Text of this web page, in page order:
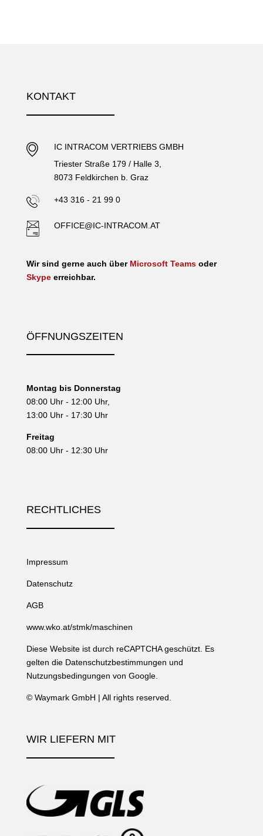
WIR LIEFERN MIT
KONTAKT
IC INTRACOM VERTRIEBS GMBH
Triester Straße 179 / Halle 3,
8073 Feldkirchen b. Graz
+43 316 - 21 99 0
OFFICE@IC-INTRACOM.AT
Wir sind gerne auch über Microsoft Teamsoder
Skypeerreichbar.
ÖFFNUNGSZEITEN
Montag bis Donnerstag
08:00 Uhr - 12:00 Uhr,
13:00 Uhr - 17:30 Uhr
Freitag
08:00 Uhr - 12:30 Uhr
RECHTLICHES
Impressum
Datenschutz
AGB
www.wko.at/stmk/maschinen
Diese Website ist durch reCAPTCHA geschützt. Es
gelten die Datenschutzbestimmungen und
Nutzungsbedingungen von Google.
© Waymark GmbH | All rights reserved.